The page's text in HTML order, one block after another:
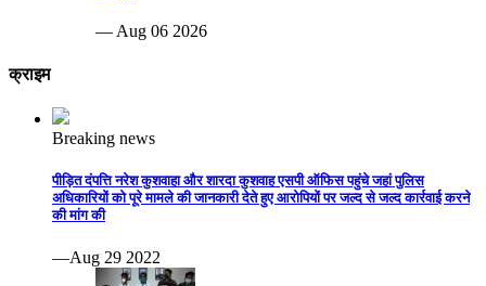
— Aug 06 2026
क्राइम
Breaking news
पीड़ित दंपत्ति नरेश कुशवाहा और शारदा कुशवाह एसपी ऑफिस पहुंचे जहां पुलिस
अधिकारियों को पूरे मामले की जानकारी देते हुए आरोपियों पर जल्द से जल्द कार्रवाई करने
की मांग की
—Aug 29 2022